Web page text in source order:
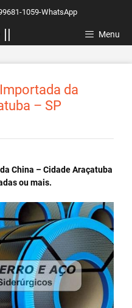
1059-WhatsApp
Menu
da
– SP
China – Cidade Araçatuba
ou mais.